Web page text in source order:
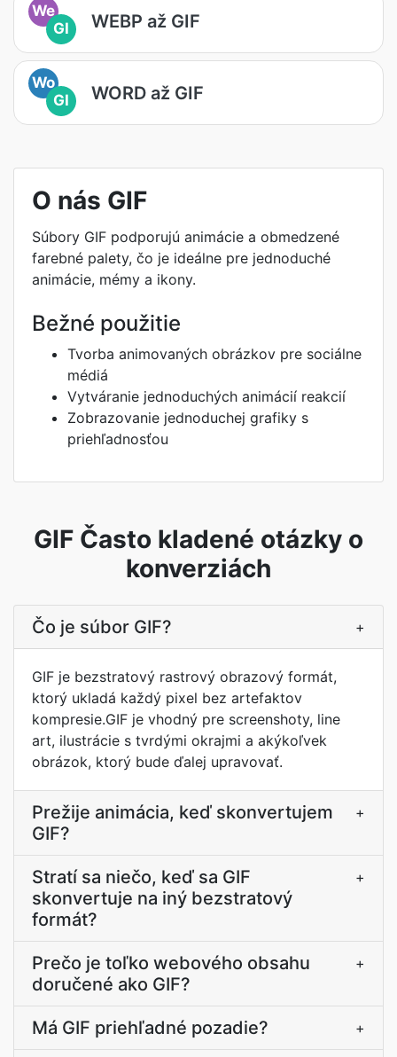
We
GI
WEBP až GIF
Wo
GI
WORD až GIF
O nás GIF
Súbory GIF podporujú animácie a obmedzené
farebné palety, čo je ideálne pre jednoduché
animácie, mémy a ikony.
Bežné použitie
Tvorba animovaných obrázkov pre sociálne
médiá
Vytváranie jednoduchých animácií reakcií
Zobrazovanie jednoduchej grafiky s
priehľadnosťou
GIF Často kladené otázky o
konverziách
Čo je súbor GIF? +
GIF je bezstratový rastrový obrazový formát,
ktorý ukladá každý pixel bez artefaktov
kompresie.GIF je vhodný pre screenshoty, line
art, ilustrácie s tvrdými okrajmi a akýkoľvek
obrázok, ktorý bude ďalej upravovať.
Prežije animácia, keď skonvertujem
GIF?
+
Stratí sa niečo, keď sa GIF
skonvertuje na iný bezstratový
formát?
+
Prečo je toľko webového obsahu
doručené ako GIF?
+
Má GIF priehľadné pozadie? +